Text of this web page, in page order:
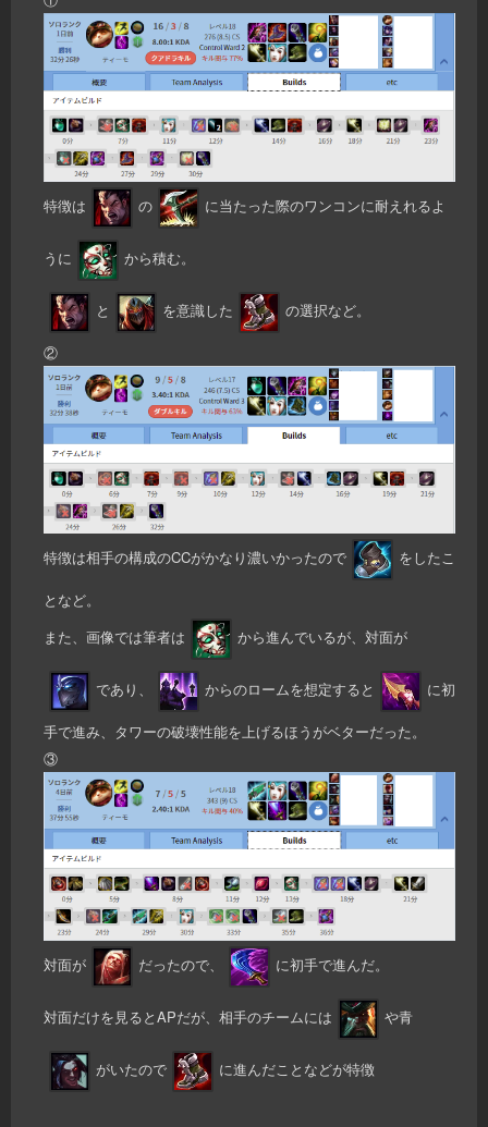
特徴は の に当たった際のワンコンに耐えれるよ
うに から積む。
と を意識した の選択など。
②
特徴は相手の構成のCCがかなり濃いかったので をしたこ
となど。
また、画像では筆者は
から進んでいるが、対面が
であり、 からのロームを想定すると に初
手で進み、タワーの破壊性能を上げるほうがベターだった。
③
対面が だったので、 に初手で進んだ。
対面だけを見るとAPだが、相手のチームには や青
がいたので に進んだことなどが特徴